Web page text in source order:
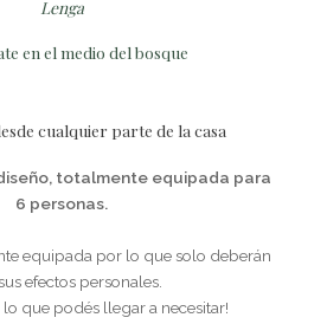
Lenga
en el medio del bosque
cualquier parte de la casa
totalmente equipada para
6 personas.
equipada por lo que solo deberán
efectos personales.
que podés llegar a necesitar!